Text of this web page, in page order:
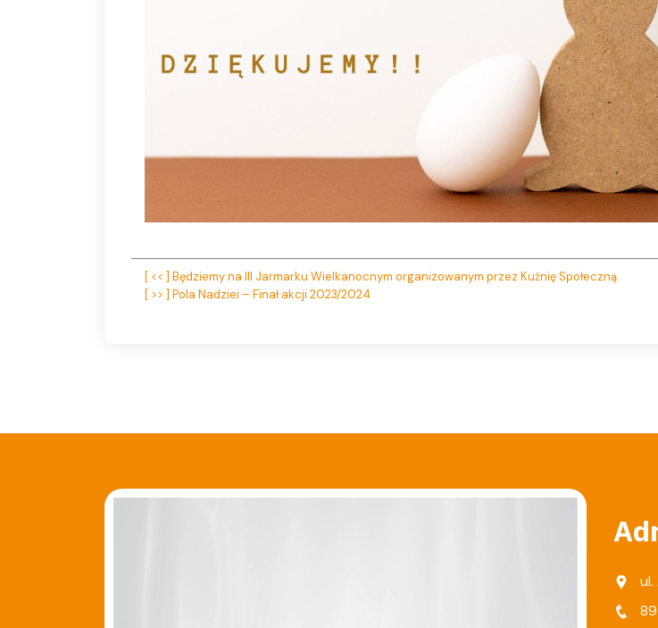
Nawigacja
[ << ] Będziemy na III Jarmarku Wielkanocnym organizowanym przez Kuźnię Społeczną
[ >> ] Pola Nadziei – Finał akcji 2023/2024